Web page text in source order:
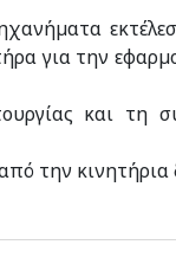
για την
και τη
την